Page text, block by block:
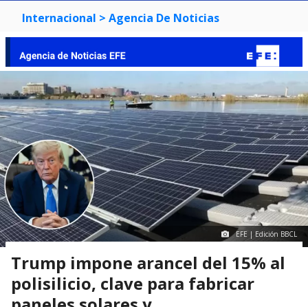
Internacional > Agencia De Noticias
EFE | Edición BBCL
Trump impone arancel del 15% al
polisilicio, clave para fabricar